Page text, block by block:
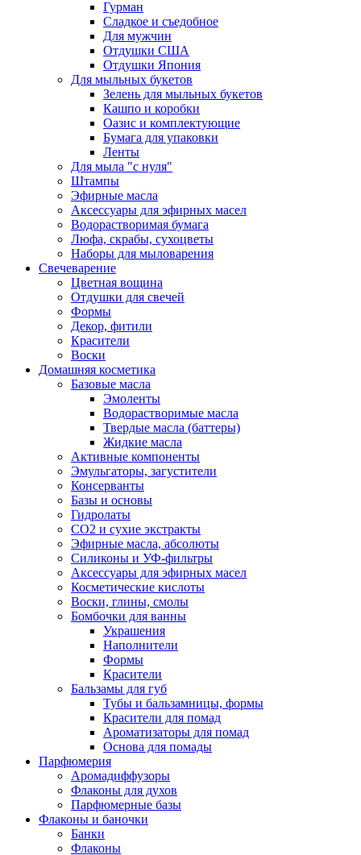
Гурман
Сладкое и съедобное
Для мужчин
Отдушки США
Отдушки Япония
Для мыльных букетов
Зелень для мыльных букетов
Кашпо и коробки
Оазис и комплектующие
Бумага для упаковки
Ленты
Для мыла "с нуля"
Штампы
Эфирные масла
Аксессуары для эфирных масел
Водорастворимая бумага
Люфа, скрабы, сухоцветы
Наборы для мыловарения
Свечеварение
Цветная вощина
Отдушки для свечей
Формы
Декор, фитили
Красители
Воски
Домашняя косметика
Базовые масла
Эмоленты
Водорастворимые масла
Твердые масла (баттеры)
Жидкие масла
Активные компоненты
Эмульгаторы, загустители
Консерванты
Базы и основы
Гидролаты
СО2 и сухие экстракты
Эфирные масла, абсолюты
Силиконы и УФ-фильтры
Аксессуары для эфирных масел
Косметические кислоты
Воски, глины, смолы
Бомбочки для ванны
Украшения
Наполнители
Формы
Красители
Бальзамы для губ
Тубы и бальзамницы, формы
Красители для помад
Ароматизаторы для помад
Основа для помады
Парфюмерия
Аромадиффузоры
Флаконы для духов
Парфюмерные базы
Флаконы и баночки
Банки
Флаконы